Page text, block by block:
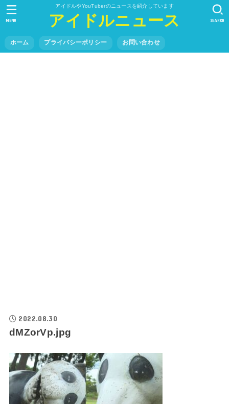
アイドルやYouTuberのニュースを紹介しています
アイドルニュース
ホーム プライバシーポリシー お問い合わせ
SEARCH
MENU
2022.08.30
dMZorVp.jpg